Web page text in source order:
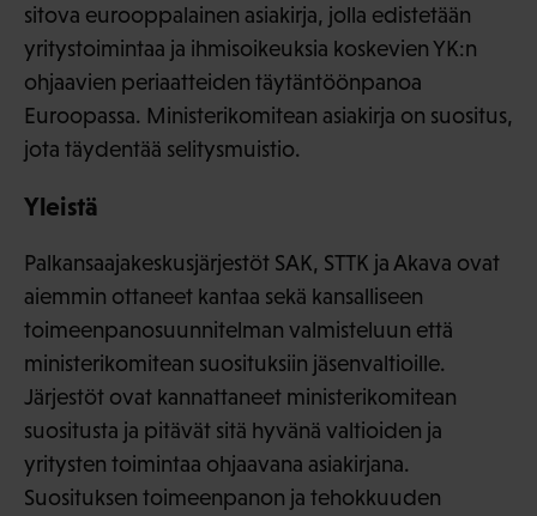
sitova eurooppalainen asiakirja, jolla edistetään
yritystoimintaa ja ihmisoikeuksia koskevien YK:n
ohjaavien periaatteiden täytäntöönpanoa
Euroopassa. Ministerikomitean asiakirja on suositus,
jota täydentää selitysmuistio.
Yleistä
Palkansaajakeskusjärjestöt SAK, STTK ja Akava ovat
aiemmin ottaneet kantaa sekä kansalliseen
toimeenpanosuunnitelman valmisteluun että
ministerikomitean suosituksiin jäsenvaltioille.
Järjestöt ovat kannattaneet ministerikomitean
suositusta ja pitävät sitä hyvänä valtioiden ja
yritysten toimintaa ohjaavana asiakirjana.
Suosituksen toimeenpanon ja tehokkuuden